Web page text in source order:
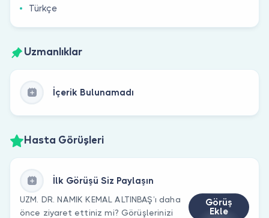
Türkçe
Uzmanlıklar
İçerik Bulunamadı
Hasta Görüşleri
İlk Görüşü Siz Paylaşın
UZM. DR. NAMIK KEMAL ALTINBAŞ’ı daha
önce ziyaret ettiniz mi? Görüşlerinizi
Görüş
Ekle